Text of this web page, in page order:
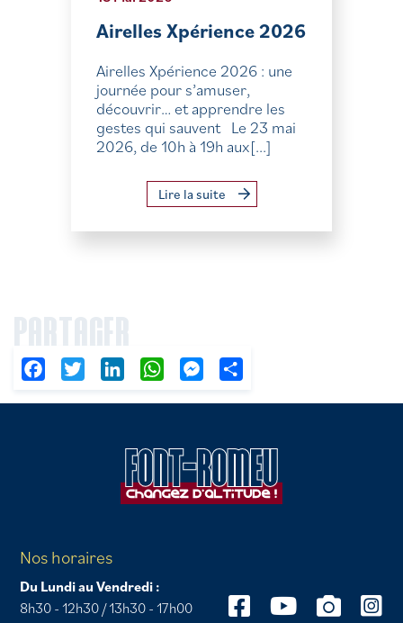
Airelles Xpérience 2026
Airelles Xpérience 2026 : une
journée pour s’amuser,
découvrir… et apprendre les
gestes qui sauvent Le 23 mai
2026, de 10h à 19h aux[...]
Lire la suite
PARTAGER
FacebookTwitter LinkedIn WhatsAppMessenger
Nos horaires
Du Lundi au Vendredi :
8h30 - 12h30 / 13h30 - 17h00